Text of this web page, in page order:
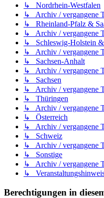
↳ Nordrhein-Westfalen
↳ Archiv / vergangene
↳ Rheinland-Pfalz &
↳ Archiv / vergangene
↳ Schleswig-Holstein
↳ Archiv / vergangene
↳ Sachsen-Anhalt
↳ Archiv / vergangene
↳ Sachsen
↳ Archiv / vergangene
↳ Thüringen
↳ Archiv / vergangene
↳ Österreich
↳ Archiv / vergangene
↳ Schweiz
↳ Archiv / vergangene
↳ Sonstige
↳ Archiv / vergangene
↳
Berechtigungen in